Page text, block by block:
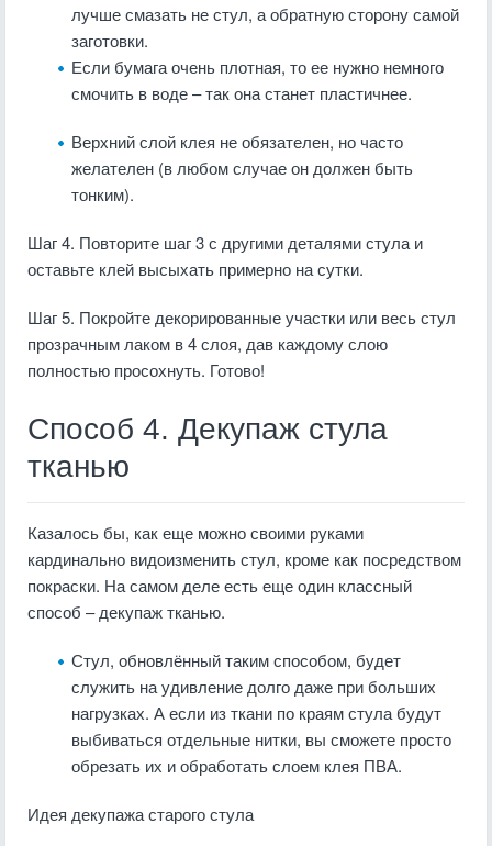
лучше смазать не стул, а обратную сторону самой
заготовки.
Если бумага очень плотная, то ее нужно немного
смочить в воде – так она станет пластичнее.
Верхний слой клея не обязателен, но часто
желателен (в любом случае он должен быть
тонким).
Шаг 4. Повторите шаг 3 с другими деталями стула и
оставьте клей высыхать примерно на сутки.
Шаг 5. Покройте декорированные участки или весь стул
прозрачным лаком в 4 слоя, дав каждому слою
полностью просохнуть. Готово!
Способ 4. Декупаж стула
тканью
Казалось бы, как еще можно своими руками
кардинально видоизменить стул, кроме как посредством
покраски. На самом деле есть еще один классный
способ – декупаж тканью.
Стул, обновлённый таким способом, будет
служить на удивление долго даже при больших
нагрузках. А если из ткани по краям стула будут
выбиваться отдельные нитки, вы сможете просто
обрезать их и обработать слоем клея ПВА.
Идея декупажа старого стула